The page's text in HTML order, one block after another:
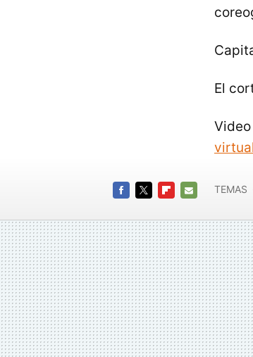
El
Video
MAIL
TEMAS